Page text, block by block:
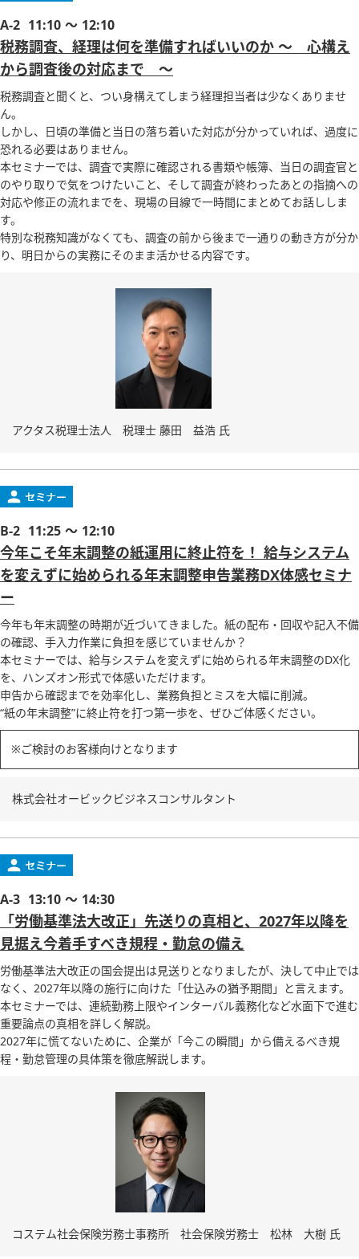
A-2 11:10 ～ 12:10
税務調査、経理は何を準備すればいいのか ～ 心構え
から調査後の対応まで ～
税務調査と聞くと、つい身構えてしまう経理担当者は少なくありませ
ん。
しかし、日頃の準備と当日の落ち着いた対応が分かっていれば、過度に
恐れる必要はありません。
本セミナーでは、調査で実際に確認される書類や帳簿、当日の調査官と
のやり取りで気をつけたいこと、そして調査が終わったあとの指摘への
対応や修正の流れまでを、現場の目線で一時間にまとめてお話ししま
す。
特別な税務知識がなくても、調査の前から後まで一通りの動き方が分か
り、明日からの実務にそのまま活かせる内容です。
アクタス税理士法人 税理士 藤田 益浩 氏
B-2 11:25 ～ 12:10
今年こそ年末調整の紙運用に終止符を！ 給与システム
を変えずに始められる年末調整申告業務DX体感セミナ
ー
今年も年末調整の時期が近づいてきました。紙の配布・回収や記入不備
の確認、手入力作業に負担を感じていませんか？
本セミナーでは、給与システムを変えずに始められる年末調整のDX化
を、ハンズオン形式で体感いただけます。
申告から確認までを効率化し、業務負担とミスを大幅に削減。
“紙の年末調整”に終止符を打つ第一歩を、ぜひご体感ください。
※ご検討のお客様向けとなります
株式会社オービックビジネスコンサルタント
A-3 13:10 ～ 14:30
「労働基準法大改正」先送りの真相と、2027年以降を
見据え今着手すべき規程・勤怠の備え
労働基準法大改正の国会提出は見送りとなりましたが、決して中止では
なく、2027年以降の施行に向けた「仕込みの猶予期間」と言えます。
本セミナーでは、連続勤務上限やインターバル義務化など水面下で進む
重要論点の真相を詳しく解説。
2027年に慌てないために、企業が「今この瞬間」から備えるべき規
程・勤怠管理の具体策を徹底解説します。
コステム社会保険労務士事務所 社会保険労務士 松林 大樹 氏